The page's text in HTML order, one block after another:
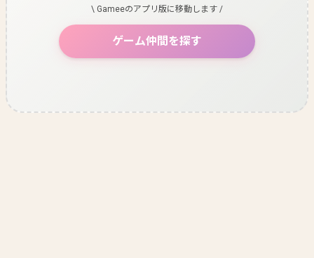
\ Gameeのアプリ版に移動します /
ゲーム仲間を探す